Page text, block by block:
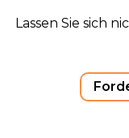
Lassen Sie sich